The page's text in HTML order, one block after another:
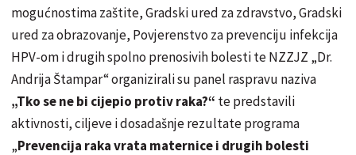
mogućnostima zaštite, Gradski ured za zdravstvo, Gradski
ured za obrazovanje, Povjerenstvo za prevenciju infekcija
HPV-om i drugih spolno prenosivih bolesti te NZZJZ „Dr.
Andrija Štampar“ organizirali su panel raspravu naziva
„Tko se ne bi cijepio protiv raka?“ te predstavili
aktivnosti, ciljeve i dosadašnje rezultate programa
„Prevencija raka vrata maternice i drugih bolesti